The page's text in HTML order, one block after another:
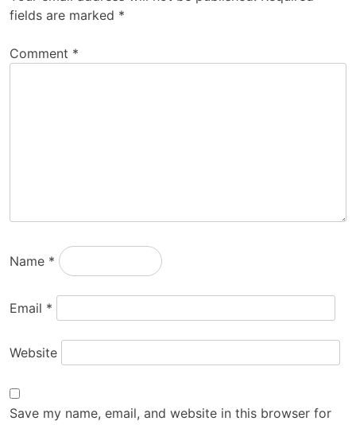
fields are marked *
Comment *
Name *
Email *
Website
Save my name, email, and website in this browser for